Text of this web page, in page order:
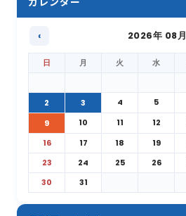
‹ 2026年 08月
日 月 火 水
2
3 4 5
9
10 11 12
16
17 18 19
23
24 25 26
30
31